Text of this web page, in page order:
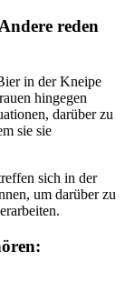
reden
in der Kneipe
hingegen
darüber zu
sie sie
sich in der
um darüber zu